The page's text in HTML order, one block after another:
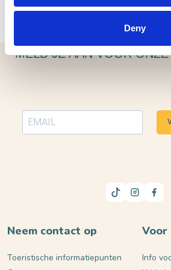
Deny
MELD JE AAN VOOR
Neem contact op
Toeristische informatiepunten
Voor
Info